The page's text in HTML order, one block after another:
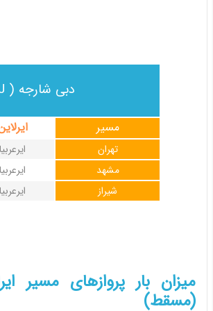
دبی شارجه ( SHJ )
مسیر
ایرعربیا
تهران
ایرعربیا
مشهد
ایرعربیا شیراز
میزان بار پروازهای مسیر
(مسقط)